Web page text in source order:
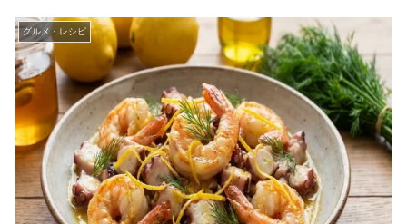
グルメ・レシピ